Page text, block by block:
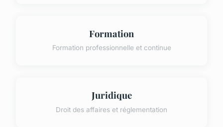
Formation
Formation professionnelle et continue
Juridique
Droit des affaires et réglementation